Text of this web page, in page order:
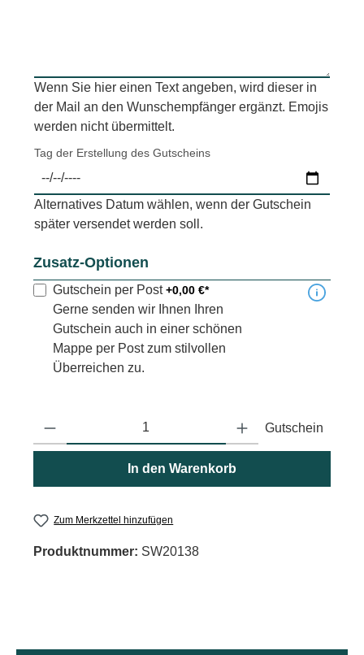
Wenn Sie hier einen Text angeben, wird dieser in
der Mail an den Wunschempfänger ergänzt. Emojis
werden nicht übermittelt.
Tag der Erstellung des Gutscheins
Alternatives Datum wählen, wenn der Gutschein
später versendet werden soll.
Zusatz-Optionen
Gutschein per Post+0,00 €*
Gerne senden wir Ihnen Ihren
Gutschein auch in einer schönen
Mappe per Post zum stilvollen
Überreichen zu.
Produkt Anzahl: Gib den gewünschten Wert ein oder benutze
Gutschein
In den Warenkorb
Zum Merkzettel hinzufügen
Produktnummer: SW20138